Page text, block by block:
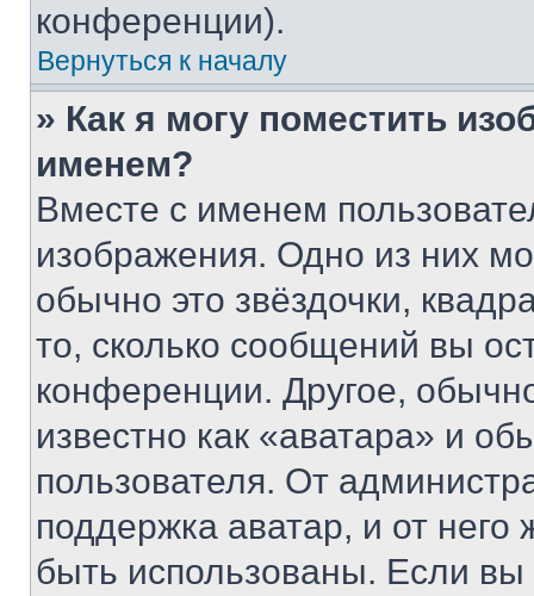
конференции).
Вернуться к началу
» Как я могу поместить
именем?
Вместе с именем
изображения. Одно из них
обычно это звёздочки,
то, сколько сообщений вы
конференции. Другое,
известно как «аватара» и
пользователя. От
поддержка аватар, и от него
быть использованы. Если